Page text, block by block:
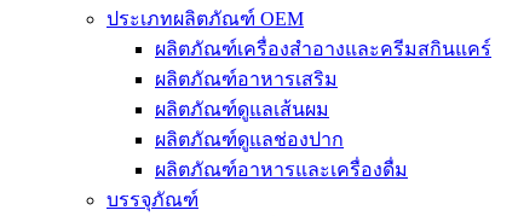
ประเภทผลิตภัณฑ์ OEM
ผลิตภัณฑ์เครื่องสำอางและครีมสกินแคร์
ผลิตภัณฑ์อาหารเสริม
ผลิตภัณฑ์ดูแลเส้นผม
ผลิตภัณฑ์ดูแลช่องปาก
ผลิตภัณฑ์อาหารและเครื่องดื่ม
บรรจุภัณฑ์